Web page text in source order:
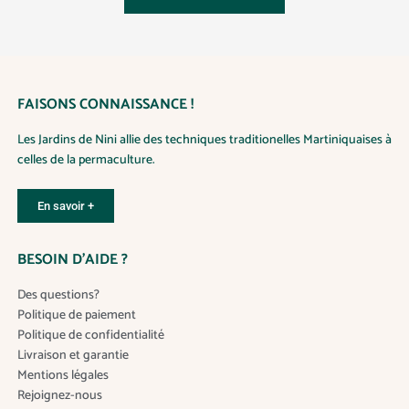
y
FAISONS CONNAISSANCE !
Les Jardins de Nini allie des techniques traditionelles Martiniquaises à
celles de la permaculture.
En savoir +
BESOIN D’AIDE ?
Des questions?
Politique de paiement
Politique de confidentialité
Livraison et garantie
Mentions légales
Rejoignez-nous